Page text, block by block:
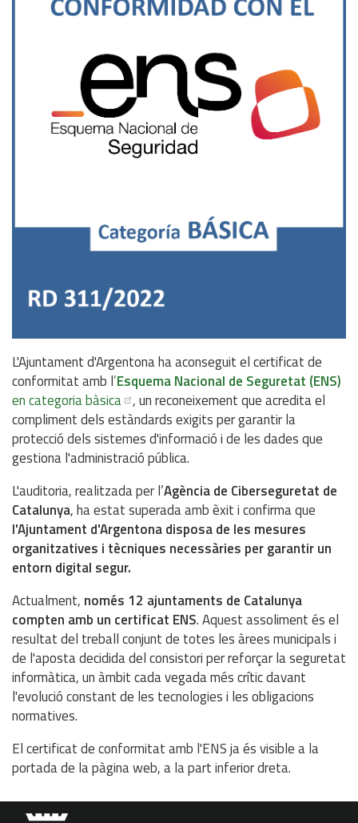
L'Ajuntament d'Argentona ha aconseguit el certificat de
conformitat amb l’Esquema Nacional de Seguretat (ENS)
en categoria bàsica , un reconeixement que acredita el
compliment dels estàndards exigits per garantir la
protecció dels sistemes d'informació i de les dades que
gestiona l'administració pública.
L'auditoria, realitzada per l’Agència de Ciberseguretat de
Catalunya, ha estat superada amb èxit i confirma que
l'Ajuntament d'Argentona disposa de les mesures
organitzatives i tècniques necessàries per garantir un
entorn digital segur.
Actualment, només 12 ajuntaments de Catalunya
compten amb un certificat ENS. Aquest assoliment és el
resultat del treball conjunt de totes les àrees municipals i
de l'aposta decidida del consistori per reforçar la seguretat
informàtica, un àmbit cada vegada més crític davant
l'evolució constant de les tecnologies i les obligacions
normatives.
El certificat de conformitat amb l'ENS ja és visible a la
portada de la pàgina web, a la part inferior dreta.